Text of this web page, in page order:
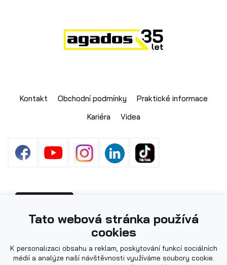
Skladové přívěsy
Výprodej
Kontakt Obchodní podmínky
Praktické informace
Kariéra
Videa
ilustrační.
Tato webová stránka používá
cookies
K personalizaci obsahu a reklam, poskytování funkcí sociálních
médií a analýze naší návštěvnosti využíváme soubory cookie.